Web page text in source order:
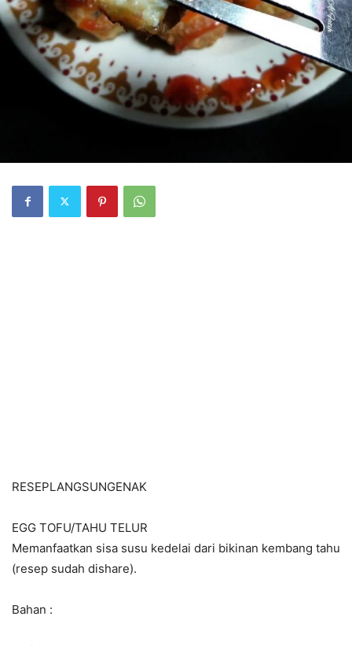
RESEPLANGSUNGENAK
EGG TOFU/TAHU TELUR
Memanfaatkan sisa susu kedelai dari bikinan kembang tahu
(resep sudah dishare).
Bahan :